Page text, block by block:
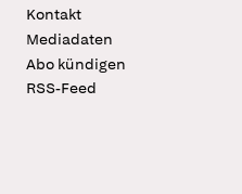
Kontakt
Mediadaten
Abo kündigen
RSS-Feed